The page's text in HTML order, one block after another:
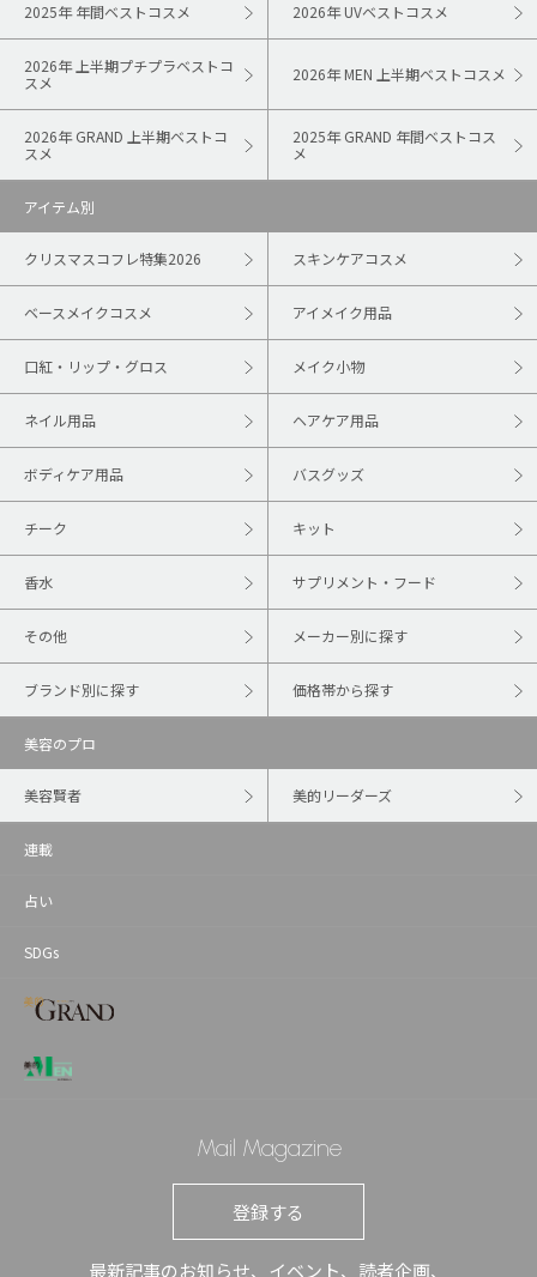
2025年 年間ベストコスメ 2026年 UVベストコスメ
2026年 上半期プチプラベストコ
スメ
2026年 MEN 上半期ベストコスメ
2026年 GRAND 上半期ベストコ
スメ
2025年 GRAND 年間ベストコス
メ
アイテム別
クリスマスコフレ特集2026 スキンケアコスメ
ベースメイクコスメ アイメイク用品
口紅・リップ・グロス メイク小物
ネイル用品 ヘアケア用品
ボディケア用品 バスグッズ
チーク キット
香水 サプリメント・フード
その他 メーカー別に探す
ブランド別に探す 価格帯から探す
美容のプロ
美容賢者 美的リーダーズ
連載
占い
SDGs
Mail Magazine
登録する
最新記事のお知らせ、イベント、読者企画、